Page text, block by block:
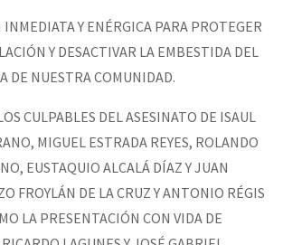
Y ENÉRGICA PARA PROTEGER
Y DESACTIVAR LA EMBESTIDA DEL
DE NUESTRA COMUNIDAD.
CULPABLES DEL ASESINATO DE ISAUL
MIGUEL ESTRADA REYES, ROLANDO
EUSTAQUIO ALCALÁ DÍAZ Y JUAN
FROYLÁN DE LA CRUZ Y ANTONIO RÉGIS
LA PRESENTACIÓN CON VIDA DE